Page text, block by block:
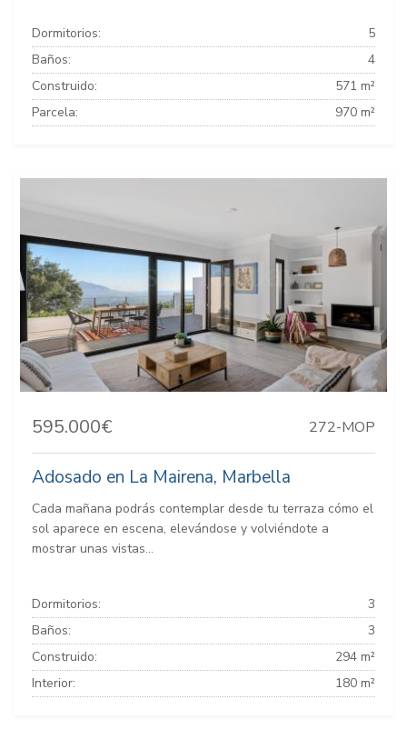
Dormitorios:
5
Baños:
4
Construido:
571 m²
Parcela:
970 m²
595.000€ 272-MOP
Adosado en La Mairena, Marbella
Cada mañana podrás contemplar desde tu terraza cómo el
sol aparece en escena, elevándose y volviéndote a
mostrar unas vistas...
Dormitorios:
3
Baños:
3
Construido:
294 m²
Interior:
180 m²